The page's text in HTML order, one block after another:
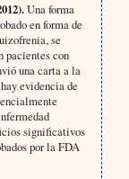
Una forma
en forma de
se
pacientes con
una carta a la
evidencia de
significativos
por la FDA